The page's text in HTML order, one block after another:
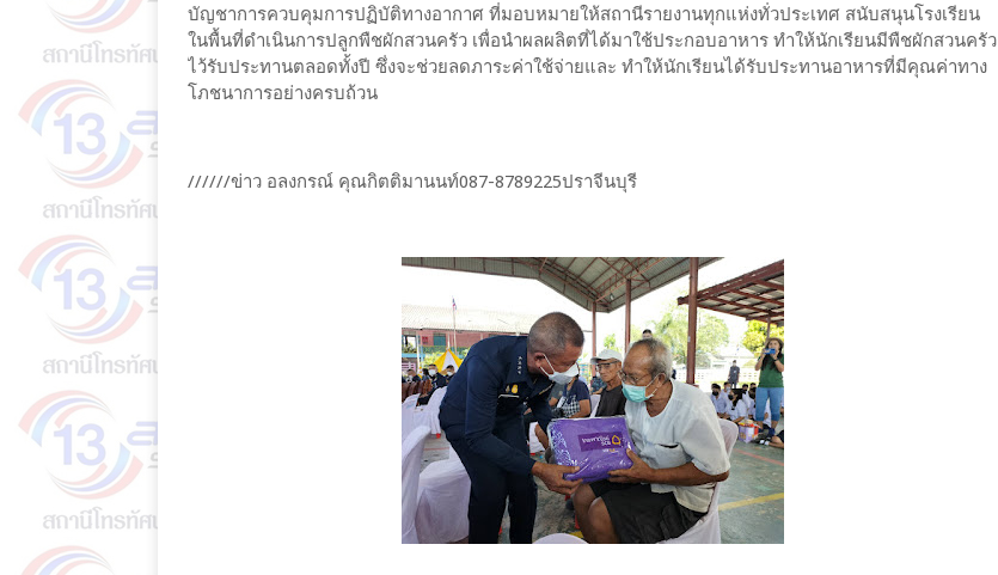
บัญชาการควบคุมการปฏิบัติทางอากาศ ที่มอบหมายให้สถานีรายงานทุกแห่งทั่วประเทศ สนับสนุนโรงเรียน
ในพื้นที่ดำเนินการปลูกพืชผักสวนครัว เพื่อนำผลผลิตที่ได้มาใช้ประกอบอาหาร ทำให้นักเรียนมีพืชผักสวนครัว
ไว้รับประทานตลอดทั้งปี ซึ่งจะช่วยลดภาระค่าใช้จ่ายและ ทำให้นักเรียนได้รับประทานอาหารที่มีคุณค่าทาง
โภชนาการอย่างครบถ้วน
//////ข่าว อลงกรณ์ คุณกิตติมานนท์087-8789225ปราจีนบุรี